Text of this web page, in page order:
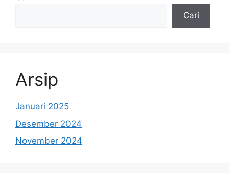
Cari
Arsip
Januari 2025
Desember 2024
November 2024